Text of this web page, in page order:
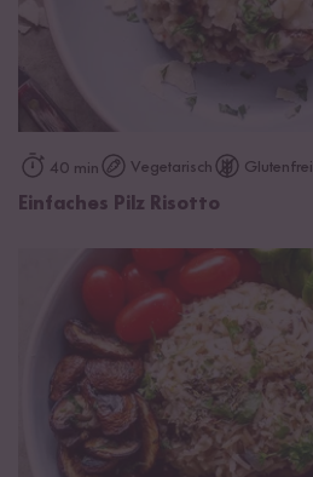
40 min Vegetarisch Glutenfrei
Einfaches Pilz Risotto